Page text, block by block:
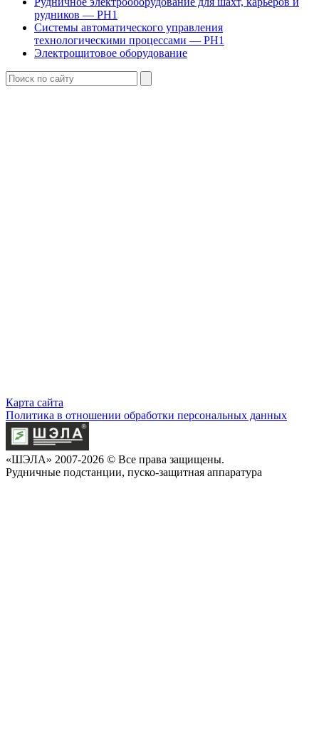
рудников — РН1
Системы автоматического управления
технологическими процессами — РН1
Электрощитовое оборудование
Карта сайта
Политика в отношении обработки персональных данных
«ШЭЛА» 2007-2026 © Все права защищены.
Рудничные подстанции, пуско-защитная аппаратура